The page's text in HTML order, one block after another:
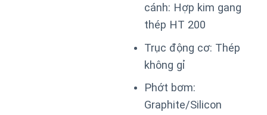
cánh: Hợp kim gang
thép HT 200
Trục động cơ: Thép
không gỉ
Phớt bơm:
Graphite/Silicon